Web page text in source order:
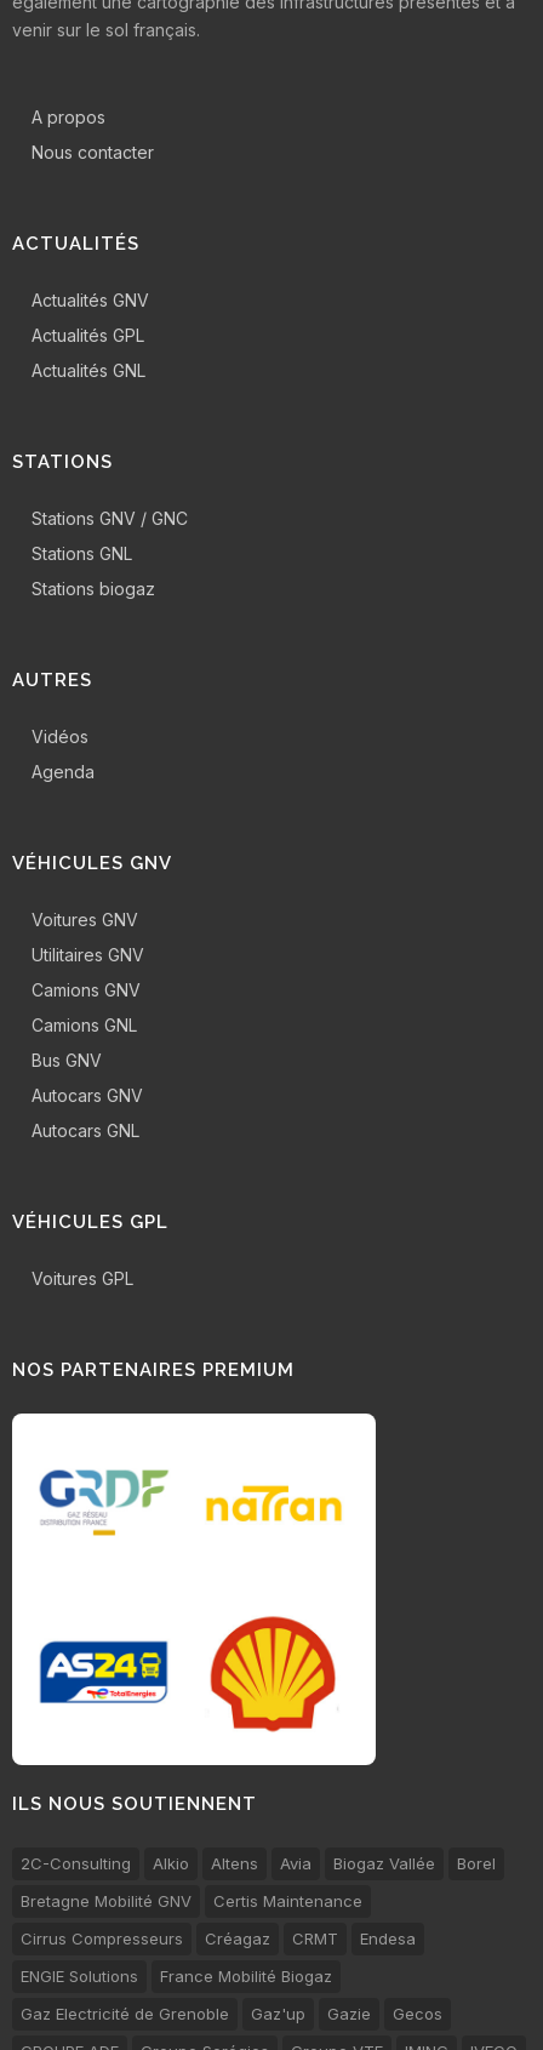
venir sur le sol français.
A propos
Nous contacter
ACTUALITÉS
Actualités GNV
Actualités GPL
Actualités GNL
STATIONS
Stations GNV / GNC
Stations GNL
Stations biogaz
AUTRES
Vidéos
Agenda
VÉHICULES GNV
Voitures GNV
Utilitaires GNV
Camions GNV
Camions GNL
Bus GNV
Autocars GNV
Autocars GNL
VÉHICULES GPL
Voitures GPL
NOS PARTENAIRES PREMIUM
ILS NOUS SOUTIENNENT
2C-Consulting Alkio Altens Avia Biogaz Vallée
Borel
Bretagne Mobilité GNV
Certis Maintenance
Cirrus Compresseurs
Créagaz CRMT
Endesa
ENGIE Solutions
France Mobilité Biogaz
Gaz Electricité de Grenoble
Gaz'up Gazie
Gecos